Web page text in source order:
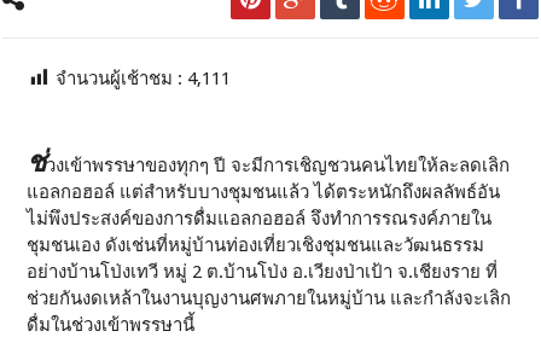
จำนวนผู้เช้าชม : 4,111
ช่วงเข้าพรรษาของทุกๆ ปี จะมีการเชิญชวนคนไทยให้ละลดเลิก
แอลกอฮอล์ แต่สำหรับบางชุมชนแล้ว ได้ตระหนักถึงผลลัพธ์อัน
ไม่พึงประสงค์ของการดื่มแอลกอฮอล์ จึงทำการรณรงค์ภายใน
ชุมชนเอง ดังเช่นที่หมู่บ้านท่องเที่ยวเชิงชุมชนและวัฒนธรรม
อย่างบ้านโป่งเทวี หมู่ 2 ต.บ้านโป่ง อ.เวียงป่าเป้า จ.เชียงราย ที่
ช่วยกันงดเหล้าในงานบุญงานศพภายในหมู่บ้าน และกำลังจะเลิก
ดื่มในช่วงเข้าพรรษานี้